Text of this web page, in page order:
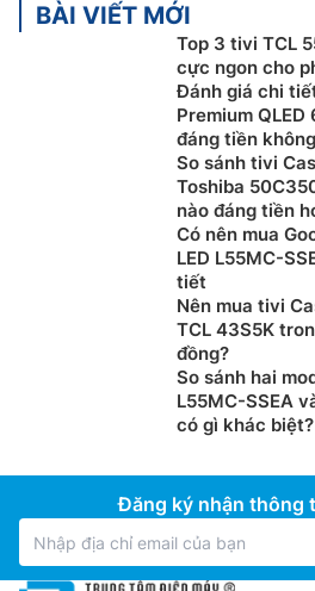
BÀI VIẾT MỚI
Top 3 tivi TCL
cực ngon cho
Đánh giá chi
Premium
đáng tiền
So sánh tivi
Toshiba
nào đáng tiền
Có nên mua
LED L55MC-
tiết
Nên mua tivi
TCL 43S5K
đồng?
So sánh hai
L55MC-SSEA
có gì khác biệt?
Đăng ký nhận thông